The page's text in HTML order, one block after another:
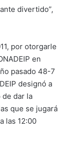
divertido”,
por otorgarle
en
pasado 48-7
designó a
de dar la
que se jugará
las 12:00